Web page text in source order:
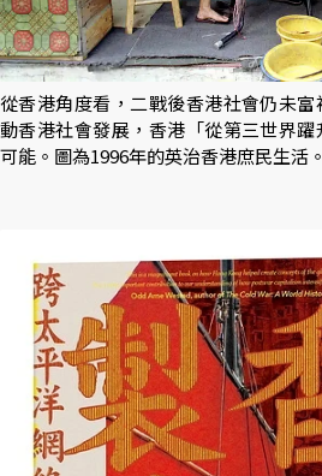
從香港角度看，二戰後香港社會仍未
動香港社會發展，香港「從第三世界
可能。圖為1996年的英治香港庶民生活